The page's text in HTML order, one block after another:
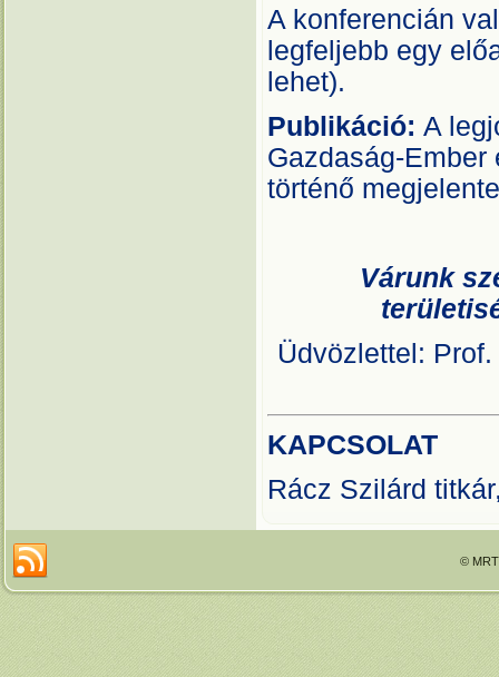
A konferencián
legfeljebb egy
lehet).
Publikáció: A
Gazdaság-
történő
Várunk
Üdvözlettel:
KAPCSOLAT
Rácz Szilárd
©